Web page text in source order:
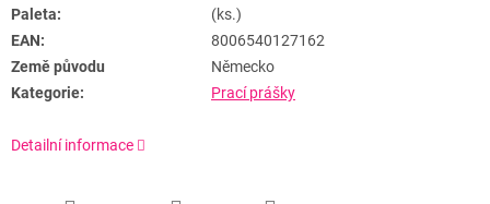
Paleta:
(ks.)
EAN:
8006540127162
Země původu
Německo
Kategorie:
Prací prášky
Detailní informace